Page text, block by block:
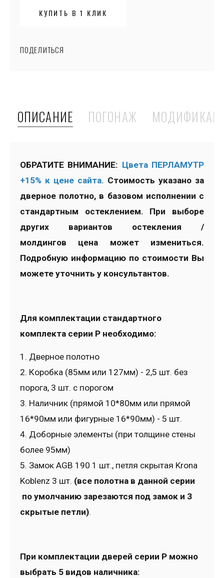
КУПИТЬ В 1 КЛИК
ПОДЕЛИТЬСЯ
ОПИСАНИЕ ПОГОНАЖ
ОБРАТИТЕ ВНИМАНИЕ: Цвета ПЕРЛАМУТР
+15% к цене сайта. Стоимость указано за
дверное полотно, в базовом исполнении с
стандартным остеклением. При выборе
других вариантов остекления /
молдингов цена может измениться.
Подробную информацию по стоимости Вы
можете уточнить у консультантов.
Для комплектации стандартного
комплекта серии P необходимо:
1. Дверное полотно
2. Коробка (85мм или 127мм) - 2,5 шт. без
порога, 3 шт. с порогом
3. Наличник (прямой 10*80мм или прямой
16*90мм или фигурные 16*90мм) - 5 шт.
4. Доборные элементы (при толщине стены
более 95мм)
5. Замок AGB 190 1 шт., петля скрытая Krona
Koblenz 3 шт. (все полотна в данной серии
по умолчанию зарезаются под замок и 3
скрытые петли).
При комплектации дверей серии P можно
выбрать 5 видов наличника: